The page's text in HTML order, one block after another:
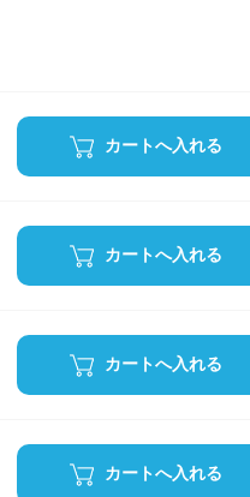
カートへ入れる
カートへ入れる
カートへ入れる
カートへ入れる